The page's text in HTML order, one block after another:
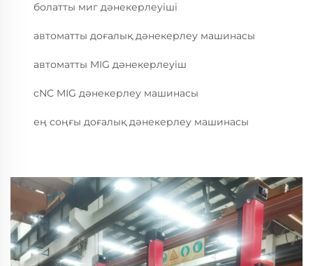
болатты миг дәнекерлеуіші
автоматты доғалық дәнекерлеу машинасы
автоматты MIG дәнекерлеуіш
cNC MIG дәнекерлеу машинасы
ең соңғы доғалық дәнекерлеу машинасы